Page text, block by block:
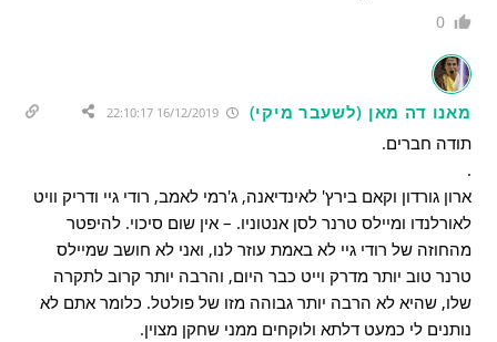
0
מאנו דה מאן (לשעבר מיקי) 16/12/2019 22:10:17
תודה חברים.
.
ארון גורדון וקאם בירץ' לאינדיאנה, ג'רמי לאמב, רודי גיי ודריק וויט
לאורלנדו ומיילס טרנר לסן אנטוניו. – אין שום סיכוי. להיפטר
מהחוזה של רודי גיי לא באמת עוזר לנו, ואני לא חושב שמיילס
טרנר טוב יותר מדרק וייט כבר היום, והרבה יותר קרוב לתקרה
שלו, שהיא לא הרבה יותר גבוהה מזו של פולטל. כלומר אתם לא
נותנים לי כמעט דלתא ולוקחים ממני שחקן מצוין.